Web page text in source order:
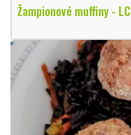
Žampionové muffiny - LC